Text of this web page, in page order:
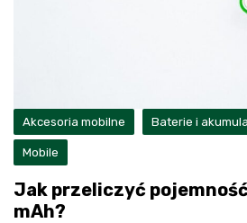
Akcesoria mobilne Baterie i
Mobile
Jak przeliczyć
mAh?